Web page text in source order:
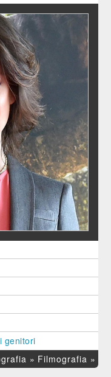
genitori
» Filmografia »